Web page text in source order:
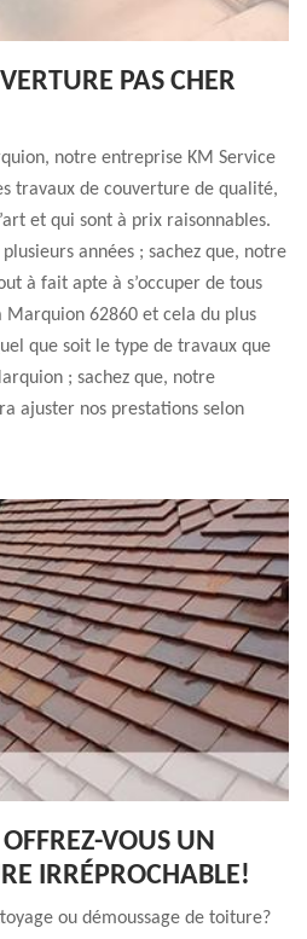
PAS CHER
notre entreprise KM Service
travaux de couverture de qualité,
et qui sont à prix raisonnables.
années ; sachez que, notre
à fait apte à s’occuper de tous
62860 et cela du plus
que soit le type de travaux que
; sachez que, notre
ajuster nos prestations selon
VOUS UN
IRRÉPROCHABLE!
ou démoussage de toiture?